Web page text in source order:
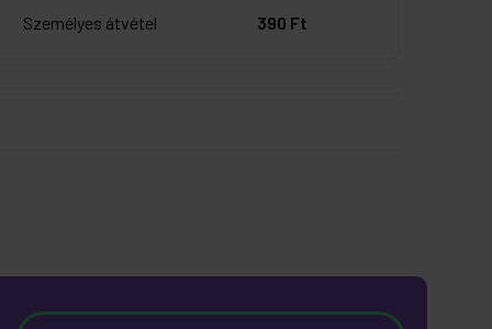
Személyes átvétel 390 Ft